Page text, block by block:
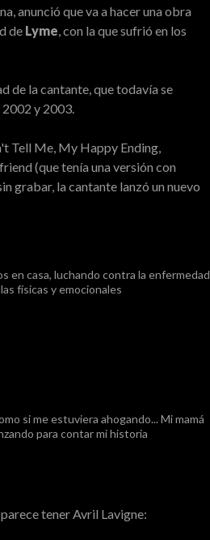
anunció que va a hacer una obra
de Lyme , con la que sufrió en los
de la cantante, que todavía se
y 2003.
Tell Me, My Happy Ending,
(que tenía una versión con
grabar, la cantante lanzó un nuevo
en casa, luchando contra la enfermedad
físicas y emocionales
si me estuviera ahogando... Mi mamá
para contar mi historia
tener Avril Lavigne: